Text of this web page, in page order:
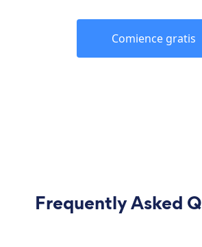
Comience gratis
Frequently Asked